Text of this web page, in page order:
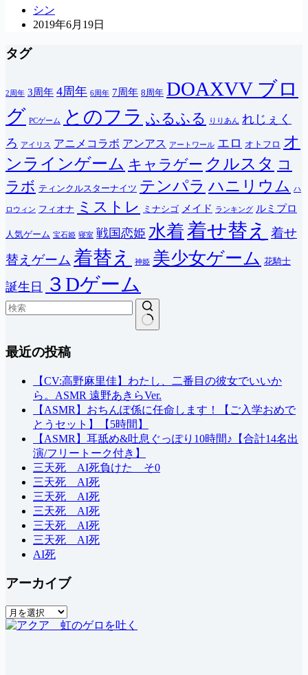
シン
2019年6月19日
タグ
2周年 3周年 4周年 6周年 7周年 8周年 DOAXVV ブロ
グ PCゲーム とのフラ ふるふる りりあん れじぇく
ろ
アイリス アニメコラボ アンアス アートワール エロ オトフロ オ
ンラインゲーム キャラゲー クルスタ コ
ラボ ティンクルスターナイツ テンパラ ハニリウム ハ
ロウィン フィオナ ミストレ ミナシゴ メイド ランキング ルミプロ
人気ゲーム 宝石姫 寝室 戦国恋姫 水着着せ替え
着せ
替えゲーム 着替え 神姫 美少女ゲーム 花騎士
誕生日 ３Dゲーム
果
最近の投稿
【CV:高野麻里佳】わたし、二番目の彼女でいいか
ら。ASMR 遠野あきらVer.
【ASMR】おちんぽ係に任命します！【ご入学おめで
とうセット】【5時間】
【ASMR】耳舐め&吐息ぐっぽり10時間♪【合計14名出
演/フリートーク付き】
三天死 AI死負けた そ0
三天死 AI死
三天死 AI死
三天死 AI死
三天死 AI死
三天死 AI死
AI死
アーカイブ
ア
ー